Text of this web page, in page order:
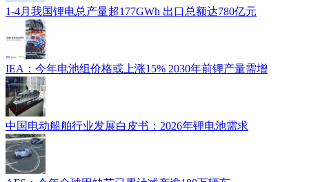
1-4月我国锂电总产量超177GWh 出口总额达780亿元
IEA：今年电池组价格或上涨15% 2030年前锂产量需增
中国电动船舶行业发展白皮书：2026年锂电池需求